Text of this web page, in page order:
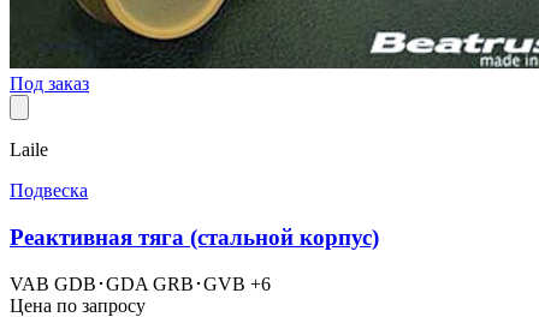
Под заказ
Laile
Подвеска
Реактивная тяга (стальной корпус)
VAB GDB･GDA GRB･GVB +6
Цена по запросу